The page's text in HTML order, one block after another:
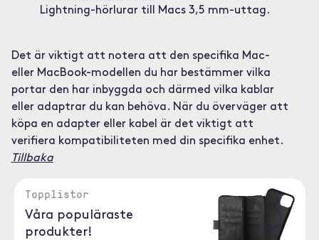
Lightning-hörlurar till Macs 3,5 mm-uttag.
Det är viktigt att notera att den specifika Mac-
eller MacBook-modellen du har bestämmer vilka
portar den har inbyggda och därmed vilka kablar
eller adaptrar du kan behöva. När du överväger att
köpa en adapter eller kabel är det viktigt att
verifiera kompatibiliteten med din specifika enhet.
Tillbaka
Topplistor
Våra populäraste
produkter!